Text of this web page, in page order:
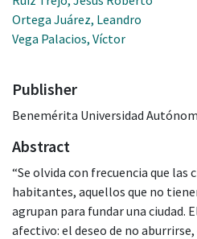
Ortega Juárez, Leandro
Vega Palacios, Víctor
Publisher
Benemérita Universidad
Abstract
“Se olvida con frecuencia que las
habitantes, aquellos que no
agrupan para fundar una ciudad.
afectivo: el deseo de no